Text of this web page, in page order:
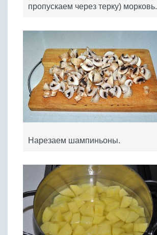
пропускаем через терку) морковь.
Нарезаем шампиньоны.